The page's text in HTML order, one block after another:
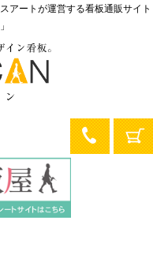
アートが運営する看板通販サイト